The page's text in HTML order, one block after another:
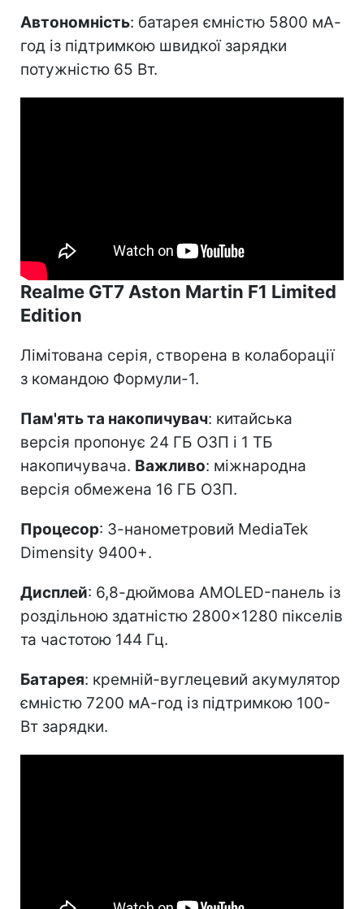
Автономність: батарея ємністю 5800 мА-
год із підтримкою швидкої зарядки
потужністю 65 Вт.
Realme GT7 Aston Martin F1 Limited
Edition
Лімітована серія, створена в колаборації
з командою Формули-1.
Пам'ять та накопичувач: китайська
версія пропонує 24 ГБ ОЗП і 1 ТБ
накопичувача. Важливо: міжнародна
версія обмежена 16 ГБ ОЗП.
Процесор: 3-нанометровий MediaTek
Dimensity 9400+.
Дисплей: 6,8-дюймова AMOLED-панель із
роздільною здатністю 2800×1280 пікселів
та частотою 144 Гц.
Батарея: кремній-вуглецевий акумулятор
ємністю 7200 мА-год із підтримкою 100-
Вт зарядки.